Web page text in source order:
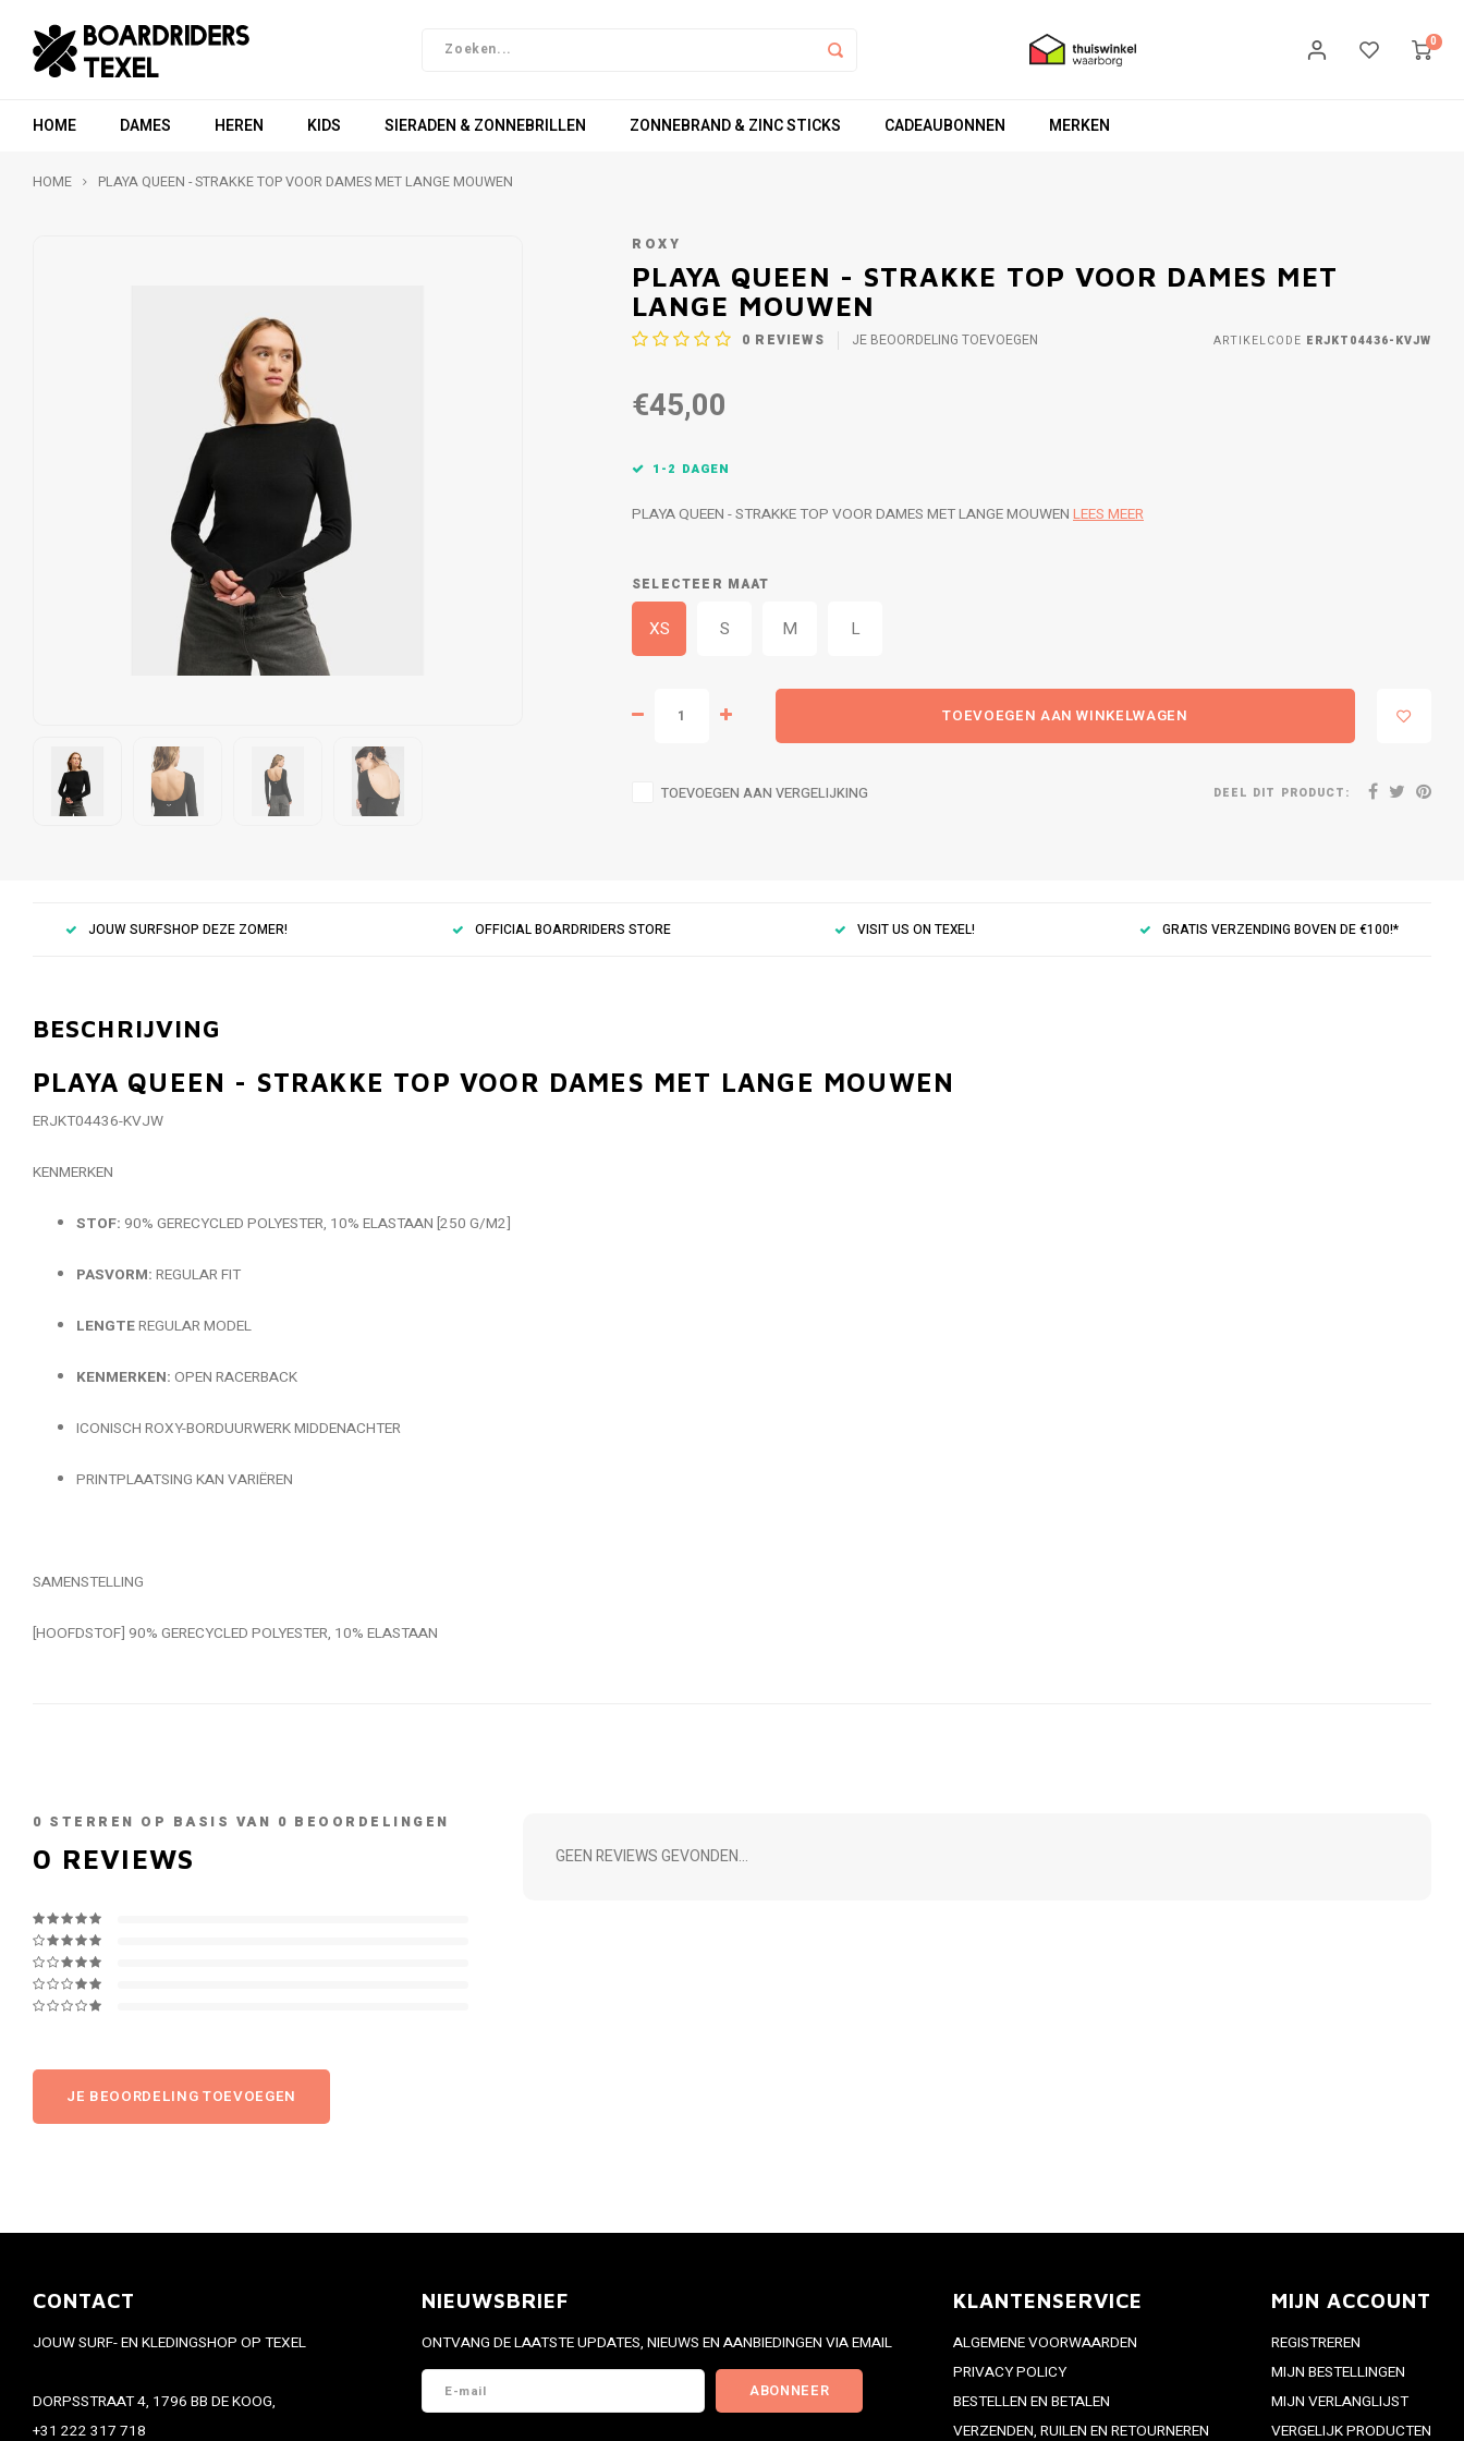
0
HOME DAMES HEREN KIDS SIERADEN & ZONNEBRILLEN ZONNEBRAND & ZINC STICKS CADEAUBONNEN MERKEN
HOME PLAYA QUEEN - STRAKKE TOP VOOR DAMES MET LANGE MOUWEN
ROXY
PLAYA QUEEN - STRAKKE TOP VOOR DAMES MET
LANGE MOUWEN
0 REVIEWS JE BEOORDELING TOEVOEGEN ARTIKELCODE ERJKT04436-KVJW
€45,00
1-2 DAGEN
PLAYA QUEEN - STRAKKE TOP VOOR DAMES MET LANGE MOUWEN LEES MEER
SELECTEER MAAT
XS S M L
TOEVOEGEN AAN WINKELWAGEN
TOEVOEGEN AAN VERGELIJKING DEEL DIT PRODUCT:
JOUW SURFSHOP DEZE ZOMER! OFFICIAL BOARDRIDERS STORE VISIT US ON TEXEL! GRATIS VERZENDING BOVEN DE €100!*
BESCHRIJVING
PLAYA QUEEN - STRAKKE TOP VOOR DAMES MET LANGE MOUWEN
ERJKT04436-KVJW
KENMERKEN
STOF: 90% GERECYCLED POLYESTER, 10% ELASTAAN ​​[250 G/M2]
PASVORM: REGULAR FIT
LENGTEREGULAR MODEL
KENMERKEN: OPEN RACERBACK
ICONISCH ROXY-BORDUURWERK MIDDENACHTER
PRINTPLAATSING KAN VARIËREN
SAMENSTELLING
[HOOFDSTOF] 90% GERECYCLED POLYESTER, 10% ELASTAAN
0 STERREN OP BASIS VAN 0 BEOORDELINGEN
0 REVIEWS
JE BEOORDELING TOEVOEGEN
GEEN REVIEWS GEVONDEN...
CONTACT
JOUW SURF- EN KLEDINGSHOP OP TEXEL
DORPSSTRAAT 4, 1796 BB DE KOOG,
+31 222 317 718
NIEUWSBRIEF
ONTVANG DE LAATSTE UPDATES, NIEUWS EN AANBIEDINGEN VIA EMAIL
ABONNEER
KLANTENSERVICE
ALGEMENE VOORWAARDEN
PRIVACY POLICY
BESTELLEN EN BETALEN
VERZENDEN, RUILEN EN RETOURNEREN
MIJN ACCOUNT
REGISTREREN
MIJN BESTELLINGEN
MIJN VERLANGLIJST
VERGELIJK PRODUCTEN